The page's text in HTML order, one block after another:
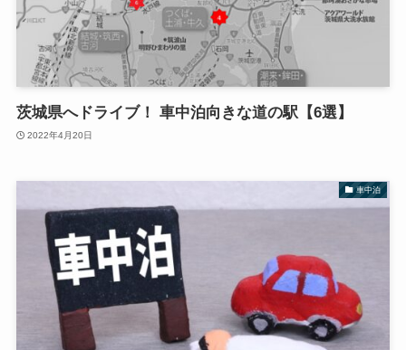
茨城県へドライブ！ 車中泊向きな道の駅【6選】
2022年4月20日
車中泊